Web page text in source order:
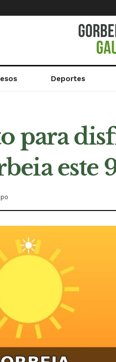
Deportes
para
este